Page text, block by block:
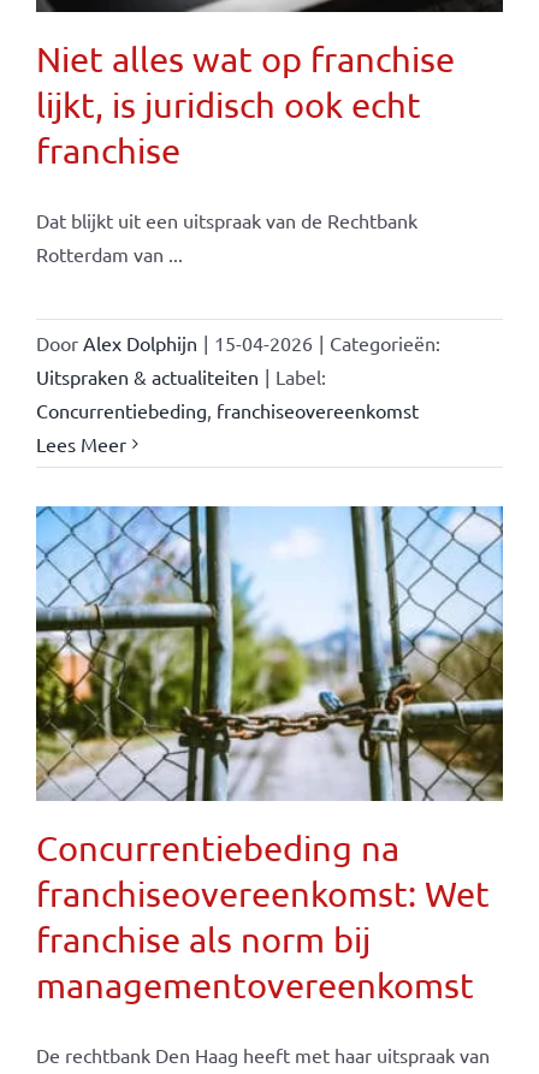
Niet alles wat op franchise
lijkt, is juridisch ook echt
franchise
Dat blijkt uit een uitspraak van de Rechtbank
Rotterdam van ...
Door Alex Dolphijn | 15-04-2026 | Categorieën:
Uitspraken & actualiteiten | Label:
Concurrentiebeding franchiseovereenkomst
Lees Meer
Concurrentiebeding na
franchiseovereenkomst: Wet
franchise als norm bij
managementovereenkomst
De rechtbank Den Haag heeft met haar uitspraak van